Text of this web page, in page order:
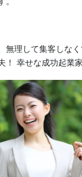
無理して集客しな
！ 幸せな成功起業